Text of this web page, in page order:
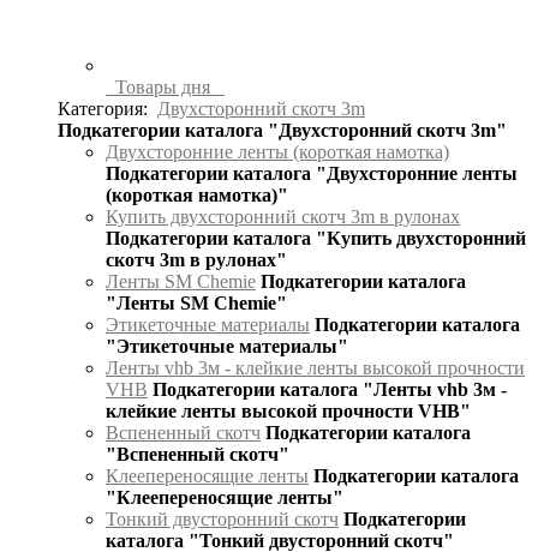
Товары дня
Категория:
Двухсторонний скотч 3m
Подкатегории каталога "Двухсторонний скотч 3m"
Двухсторонние ленты (короткая намотка)
Подкатегории каталога "Двухсторонние ленты
(короткая намотка)"
Купить двухсторонний скотч 3m в рулонах
Подкатегории каталога "Купить двухсторонний
скотч 3m в рулонах"
Ленты SM Chemie Подкатегории каталога
"Ленты SM Chemie"
Этикеточные материалы Подкатегории каталога
"Этикеточные материалы"
Ленты vhb 3м - клейкие ленты высокой прочности
VHB Подкатегории каталога "Ленты vhb 3м -
клейкие ленты высокой прочности VHB"
Вспененный скотч Подкатегории каталога
"Вспененный скотч"
Клеепереносящие ленты Подкатегории каталога
"Клеепереносящие ленты"
Тонкий двусторонний скотч Подкатегории
каталога "Тонкий двусторонний скотч"